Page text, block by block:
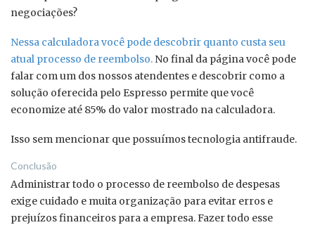
negociações?
Nessa calculadora você pode descobrir quanto custa seu
atual processo de reembolso. No final da página você pode
falar com um dos nossos atendentes e descobrir como a
solução oferecida pelo Espresso permite que você
economize até 85% do valor mostrado na calculadora.
Isso sem mencionar que possuímos tecnologia antifraude.
Conclusão
Administrar todo o processo de reembolso de despesas
exige cuidado e muita organização para evitar erros e
prejuízos financeiros para a empresa. Fazer todo esse